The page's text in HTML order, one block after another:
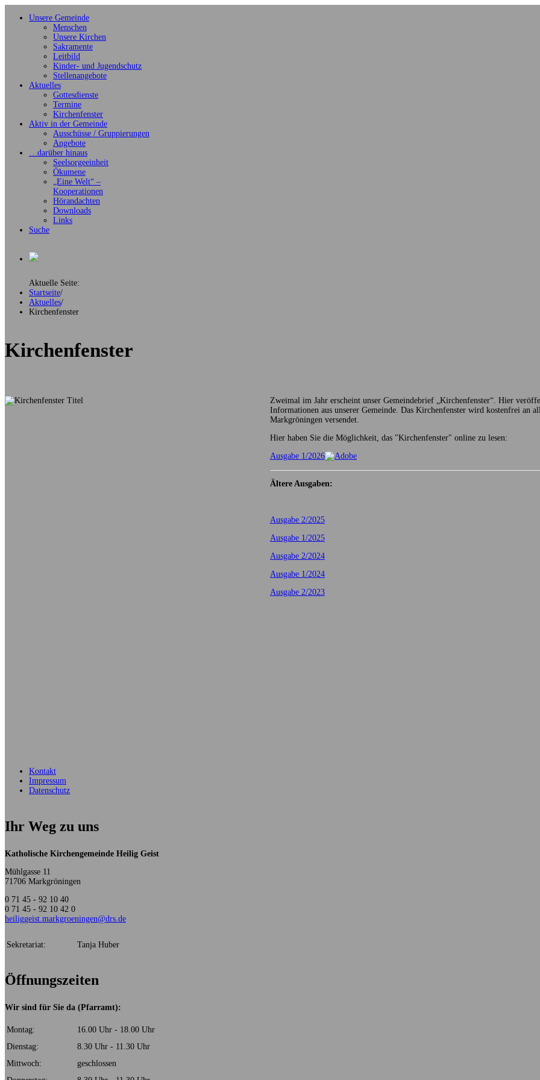
Unsere Gemeinde
Menschen
Unsere Kirchen
Sakramente
Leitbild
Kinder- und Jugendschutz
Stellenangebote
Aktuelles
Gottesdienste
Termine
Kirchenfenster
Aktiv in der Gemeinde
Ausschüsse / Gruppierungen
Angebote
…darüber hinaus
Seelsorgeeinheit
Ökumene
„Eine Welt“ –
Kooperationen
Hörandachten
Downloads
Links
Suche
Aktuelle Seite:
Startseite/
Aktuelles/
Kirchenfenster
Kirchenfenster
Zweimal im Jahr erscheint unser Gemeindebrief „Kirchenfenster“. Hier
Informationen aus unserer Gemeinde. Das Kirchenfenster wird kostenfrei an
Markgröningen versendet.
Hier haben Sie die Möglichkeit, das "Kirchenfenster" online zu lesen:
Ausgabe 1/2026
Ältere Ausgaben:
Ausgabe 2/2025
Ausgabe 1/2025
Ausgabe 2/2024
Ausgabe 1/2024
Ausgabe 2/2023
Kontakt
Impressum
Datenschutz
Ihr Weg zu uns
Katholische Kirchengemeinde Heilig Geist
Mühlgasse 11
71706 Markgröningen
0 71 45 - 92 10 40
0 71 45 - 92 10 42 0
heiliggeist.markgroeningen@drs.de
Sekretariat: Tanja Huber
Öffnungszeiten
Wir sind für Sie da (Pfarramt):
Montag:
16.00 Uhr - 18.00 Uhr
Dienstag:
8.30 Uhr - 11.30 Uhr
Mittwoch:
geschlossen